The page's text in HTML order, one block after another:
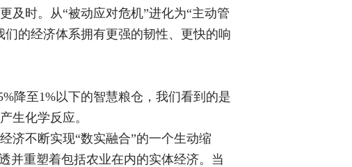
及时。从“被动应对危机”进化为“主动管
的经济体系拥有更强的韧性、更快的响
降至1%以下的智慧粮仓，我们看到的是
生化学反应。
不断实现“数实融合”的一个生动缩
并重塑着包括农业在内的实体经济。当